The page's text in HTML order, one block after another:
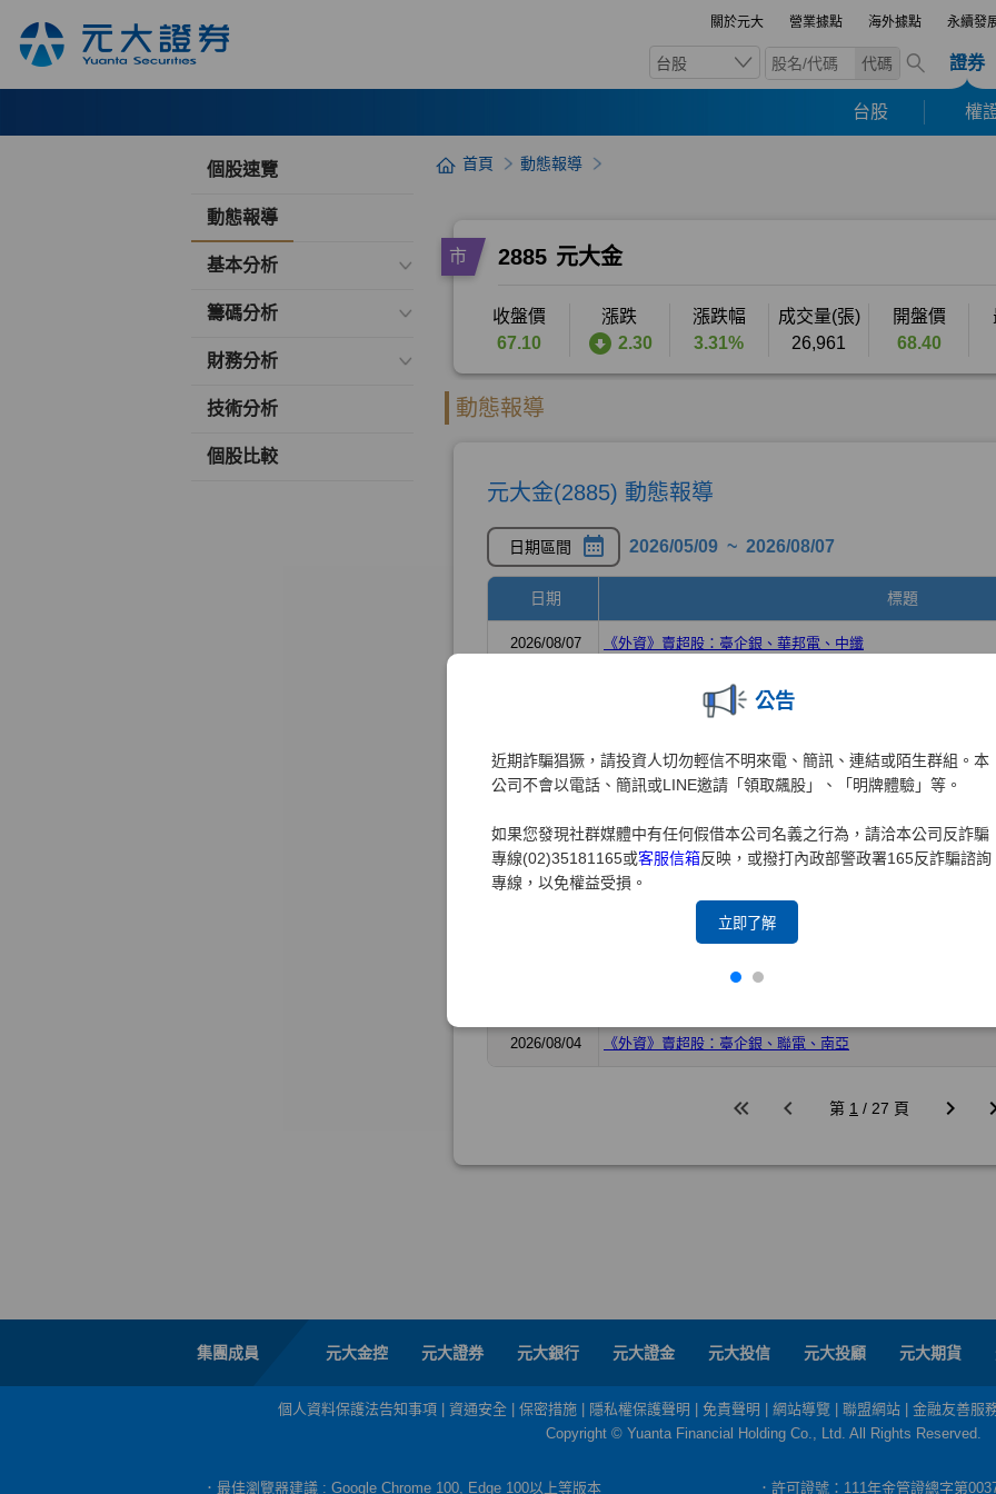
關於元大 營業據點 海外據點 永續發
台股 代碼 證券
台股 權
公告
近期詐騙猖獗，請投資人切勿輕信不明來電、簡訊、連結或陌生群組。本
公司不會以電話、簡訊或LINE邀請「領取飆股」、「明牌體驗」等。
如果您發現社群媒體中有任何假借本公司名義之行為，請洽本公司反詐騙
專線(02)35181165或客服信箱反映，或撥打內政部警政署165反詐騙諮詢
專線，以免權益受損。
立即了解
個股速覽
動態報導
基本分析
籌碼分析
財務分析
技術分析
個股比較
首頁 動態報導
集團成員 元大金控 元大證券 元大銀行 元大證金 元大投信 元大投顧 元大期貨
個人資料保護法告知事項 資通安全 保密措施 隱私權保護聲明 免責聲明 網站導覽 聯盟網站
金融友善服
Copyright © Yuanta Financial Holding Co., Ltd. All Rights Reserved.
．最佳瀏覽器建議 : Google Chrome 100, Edge 100以上等版本 ．許可證號：111年金管證總字第